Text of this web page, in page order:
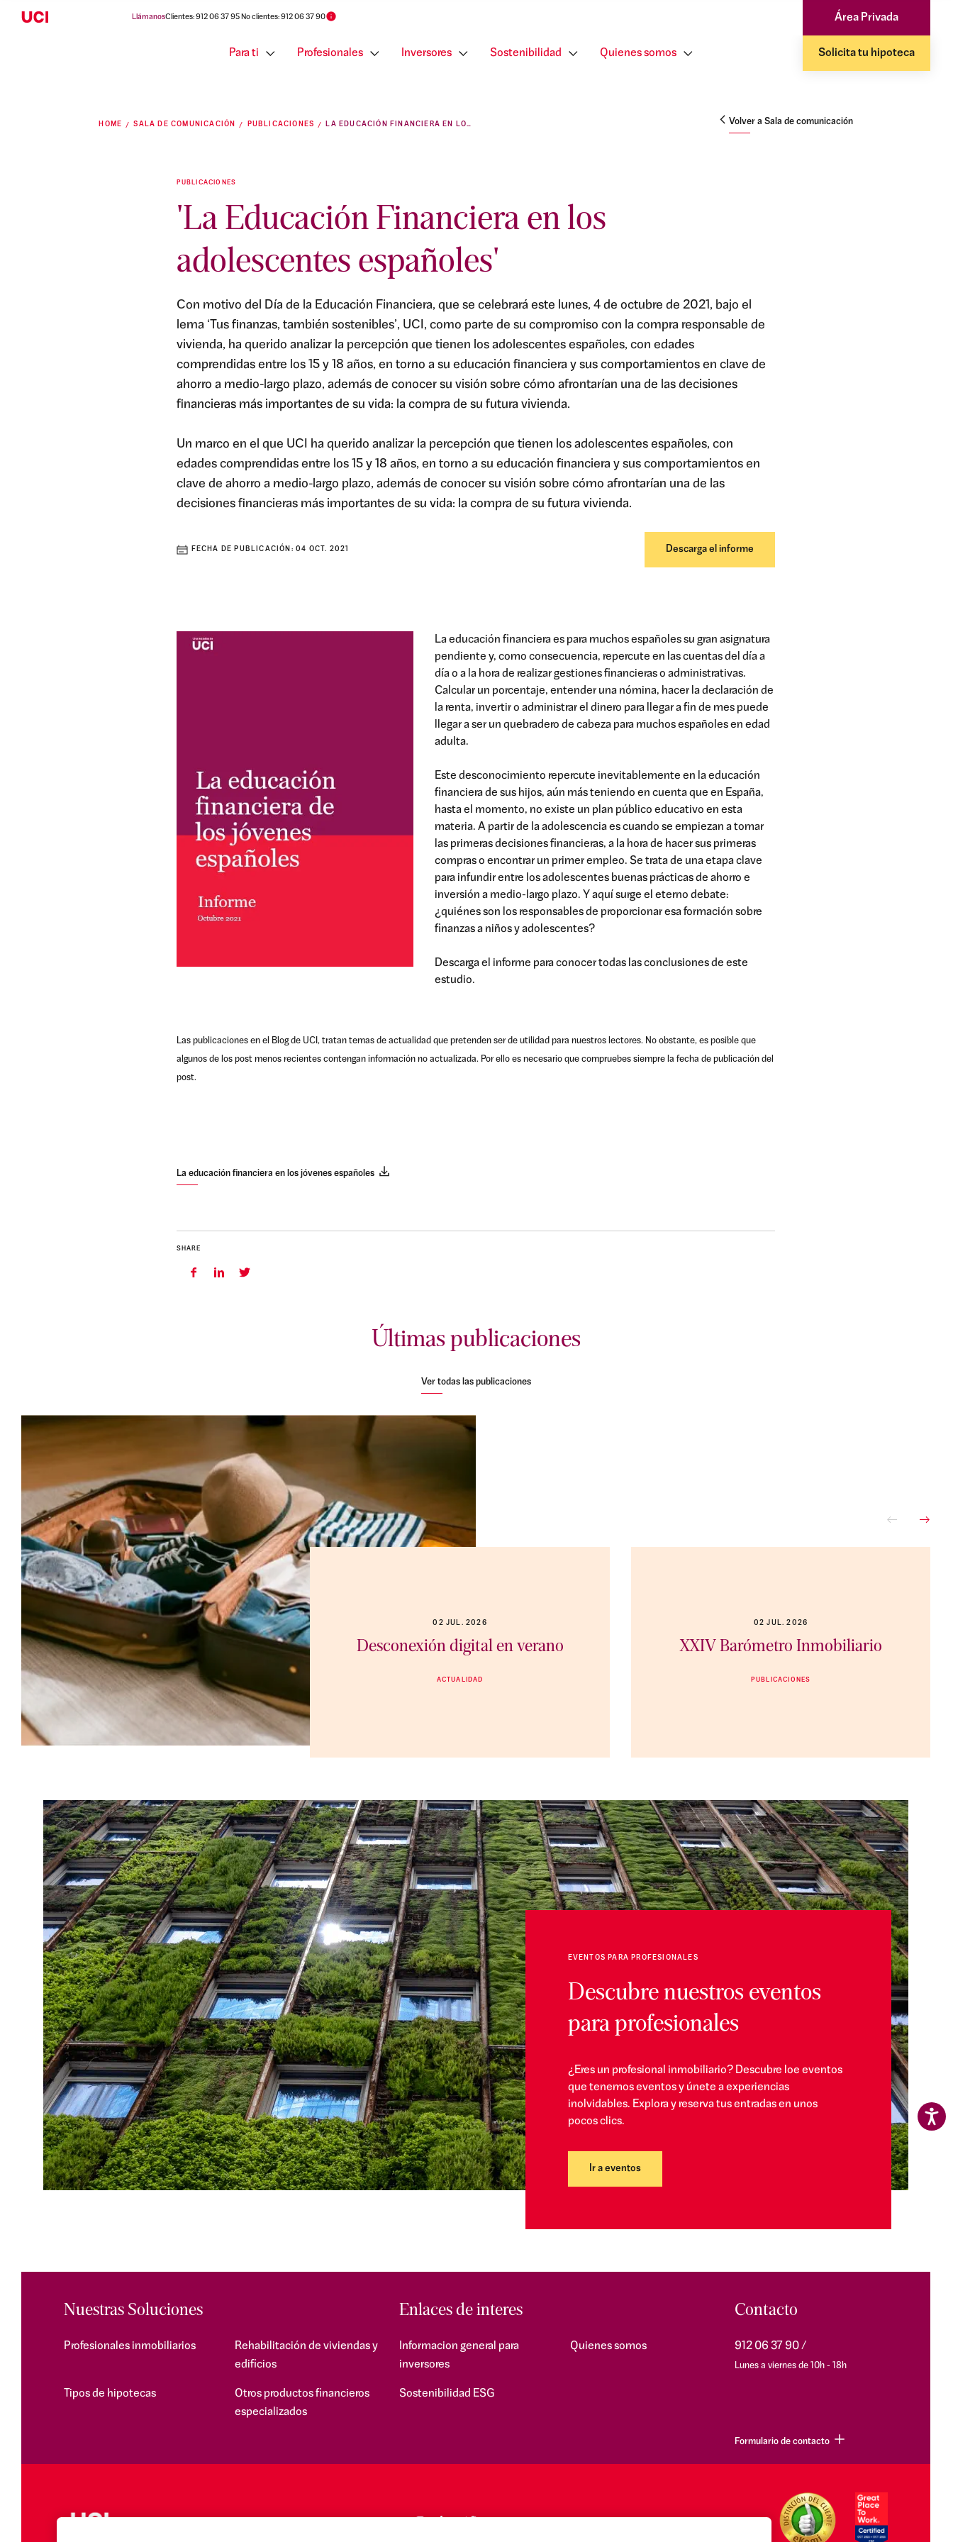
LlámanosClientes: 912 06 37 95 No clientes: 912 06 37 90 Área Privada
Para ti Profesionales Inversores Sostenibilidad Quienes somos Solicita tu hipoteca
HOME SALA DE COMUNICACIÓN PUBLICACIONES LA EDUCACIÓN FINANCIERA EN LOS ADOLESCENTES ESPAÑOLES Volver a Sala de comunicación
PUBLICACIONES
'La Educación Financiera en los
adolescentes españoles'
Con motivo del Día de la Educación Financiera, que se celebrará este lunes, 4 de octubre de 2021, bajo el
lema ‘Tus finanzas, también sostenibles’, UCI, como parte de su compromiso con la compra responsable de
vivienda, ha querido analizar la percepción que tienen los adolescentes españoles, con edades
comprendidas entre los 15 y 18 años, en torno a su educación financiera y sus comportamientos en clave de
ahorro a medio-largo plazo, además de conocer su visión sobre cómo afrontarían una de las decisiones
financieras más importantes de su vida: la compra de su futura vivienda.
Un marco en el que UCI ha querido analizar la percepción que tienen los adolescentes españoles, con
edades comprendidas entre los 15 y 18 años, en torno a su educación financiera y sus comportamientos en
clave de ahorro a medio-largo plazo, además de conocer su visión sobre cómo afrontarían una de las
decisiones financieras más importantes de su vida: la compra de su futura vivienda.
FECHA DE PUBLICACIÓN:04 OCT. 2021 Descarga el informe
La educación financiera es para muchos españoles su gran asignatura
pendiente y, como consecuencia, repercute en las cuentas del día a
día o a la hora de realizar gestiones financieras o administrativas.
Calcular un porcentaje, entender una nómina, hacer la declaración de
la renta, invertir o administrar el dinero para llegar a fin de mes puede
llegar a ser un quebradero de cabeza para muchos españoles en edad
adulta.
Este desconocimiento repercute inevitablemente en la educación
financiera de sus hijos, aún más teniendo en cuenta que en España,
hasta el momento, no existe un plan público educativo en esta
materia. A partir de la adolescencia es cuando se empiezan a tomar
las primeras decisiones financieras, a la hora de hacer sus primeras
compras o encontrar un primer empleo. Se trata de una etapa clave
para infundir entre los adolescentes buenas prácticas de ahorro e
inversión a medio-largo plazo. Y aquí surge el eterno debate:
¿quiénes son los responsables de proporcionar esa formación sobre
finanzas a niños y adolescentes?
Descarga el informe para conocer todas las conclusiones de este
estudio.
Las publicaciones en el Blog de UCI, tratan temas de actualidad que pretenden ser de utilidad para nuestros lectores. No obstante, es posible que
algunos de los post menos recientes contengan información no actualizada. Por ello es necesario que compruebes siempre la fecha de publicación del
post.
La educación financiera en los jóvenes españoles
SHARE
Últimas publicaciones
Ver todas las publicaciones
02 JUL. 2026
Desconexión digital en verano
ACTUALIDAD
02 JUL. 2026
XXIV Barómetro Inmobiliario
PUBLICACIONES
EVENTOS PARA PROFESIONALES
Descubre nuestros eventos
para profesionales
¿Eres un profesional inmobiliario? Descubre loe eventos
que tenemos eventos y únete a experiencias
inolvidables. Explora y reserva tus entradas en unos
pocos clics.
Ir a eventos
Nuestras Soluciones
Profesionales inmobiliarios
Rehabilitación de viviendas y
edificios
Tipos de hipotecas
Otros productos financieros
especializados
Enlaces de interes
Informacion general para
inversores
Quienes somos
Sostenibilidad ESG
Contacto
912 06 37 90
Lunes a viernes de 10h - 18h
Formulario de contacto